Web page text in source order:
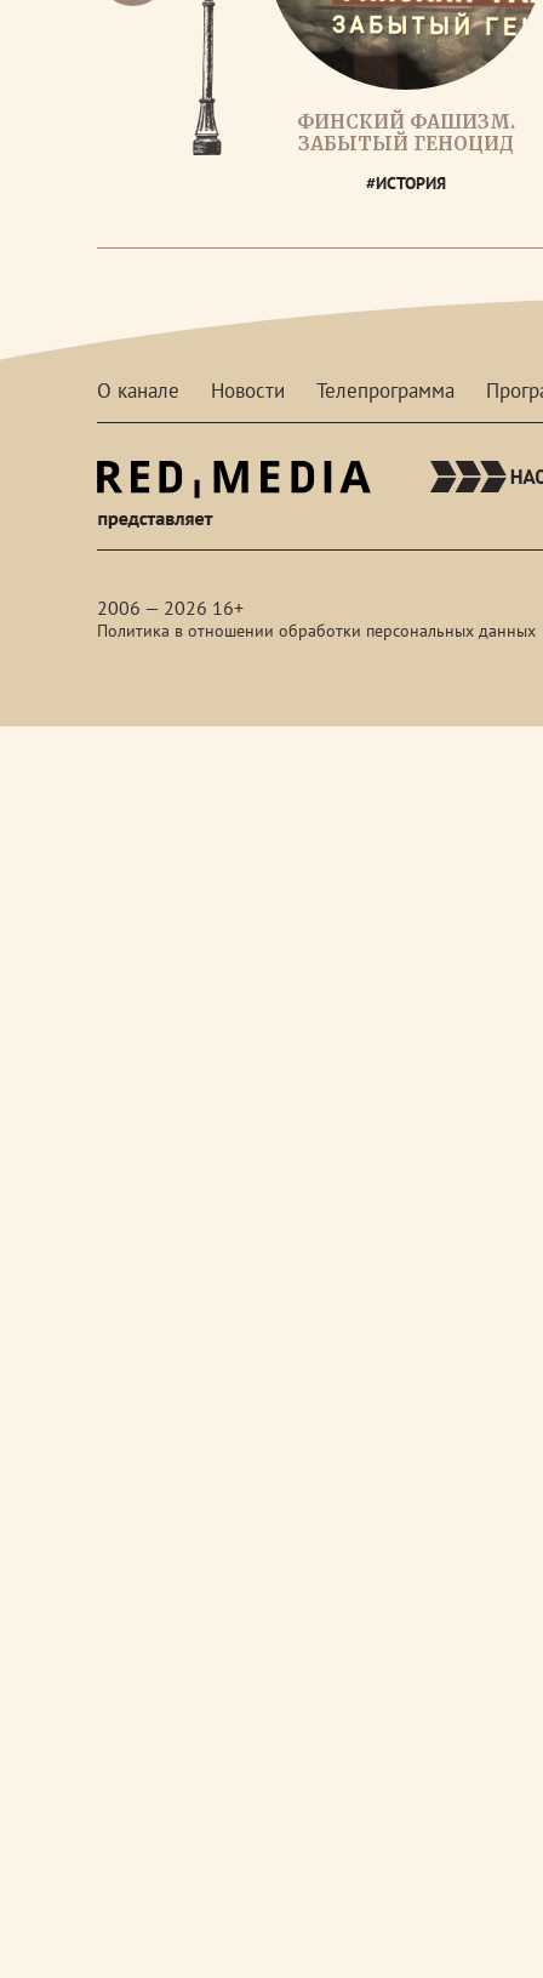
ФИНСКИЙ ФАШИЗМ.
ЗАБЫТЫЙ ГЕНОЦИД
#ИСТОРИЯ
О канале Новости Телепрограмма
2006 — 2026 16+
Политика в отношении обработки персональных данных